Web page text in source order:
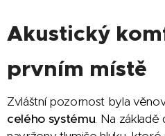
Akustický
prvním místě
Zvláštní pozornost byla
celého systému. Na